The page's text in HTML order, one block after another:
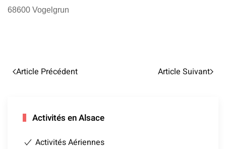
68600 Vogelgrun
Article Précédent Article Suivant
Activités en Alsace
Activités Aériennes